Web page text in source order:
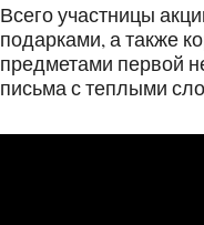
Всего участницы
подарками, а также
предметами первой
письма с теплыми